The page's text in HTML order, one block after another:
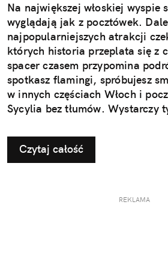
Na największej włoskiej wyspie
wyglądają jak z pocztówek.
najpopularniejszych atrakcji
których historia przeplata się z
spacer czasem przypomina
spotkasz flamingi, spróbujesz
w innych częściach Włoch i
Sycylia bez tłumów. Wystarczy
Czytaj całość
REKLAMA